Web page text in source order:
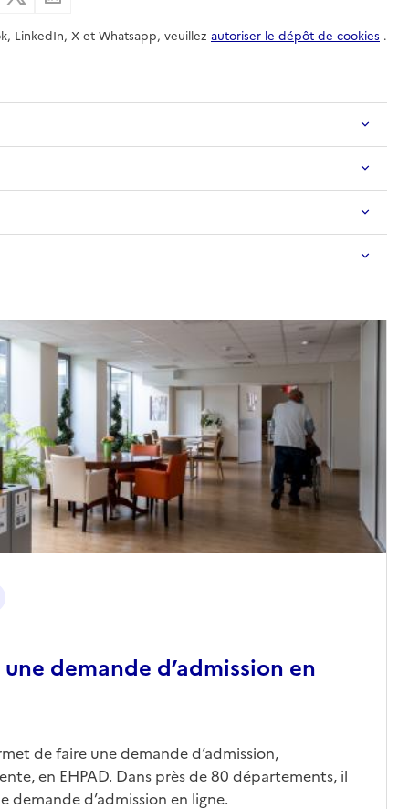
LinkedIn, X et Whatsapp, veuillez autoriser le dépôt de cookies .
demande d’admission en
de faire une demande d’admission,
en EHPAD. Dans près de 80 départements, il
demande d’admission en ligne.